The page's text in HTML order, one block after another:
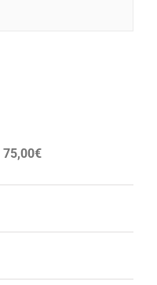
75,00€